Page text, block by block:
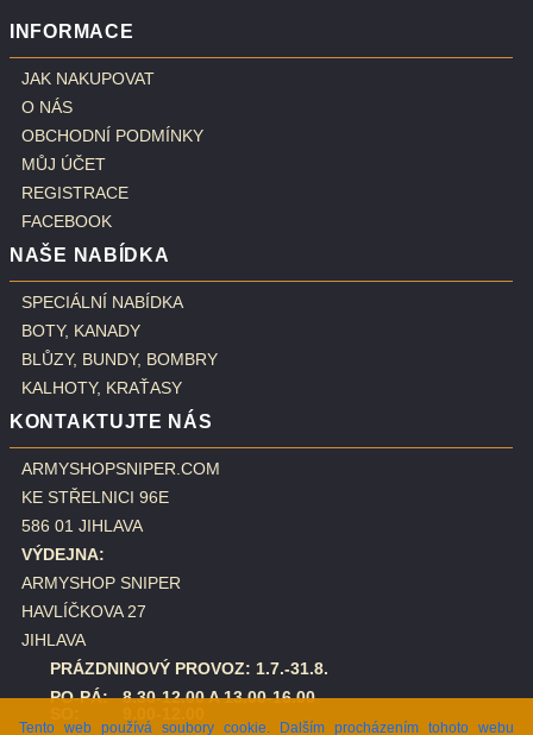
Tento web používá soubory cookie. Dalším procházením tohoto webu
INFORMACE
JAK NAKUPOVAT
O NÁS
OBCHODNÍ PODMÍNKY
MŮJ ÚČET
REGISTRACE
FACEBOOK
NAŠE NABÍDKA
SPECIÁLNÍ NABÍDKA
BOTY, KANADY
BLŮZY, BUNDY, BOMBRY
KALHOTY, KRAŤASY
KONTAKTUJTE NÁS
ARMYSHOPSNIPER.COM
KE STŘELNICI 96E
586 01 JIHLAVA
VÝDEJNA:
ARMYSHOP SNIPER
HAVLÍČKOVA 27
JIHLAVA
PRÁZDNINOVÝ PROVOZ: 1.7.-31.8.
PO-PÁ: 8.30-12.00 A 13.00-16.00